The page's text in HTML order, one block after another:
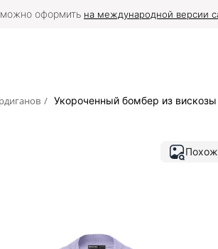
оформить на международной версии
/ Укороченный бомбер из вискозы